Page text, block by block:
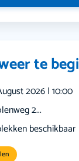
te
2026 | 10:00
2...
beschikbaar